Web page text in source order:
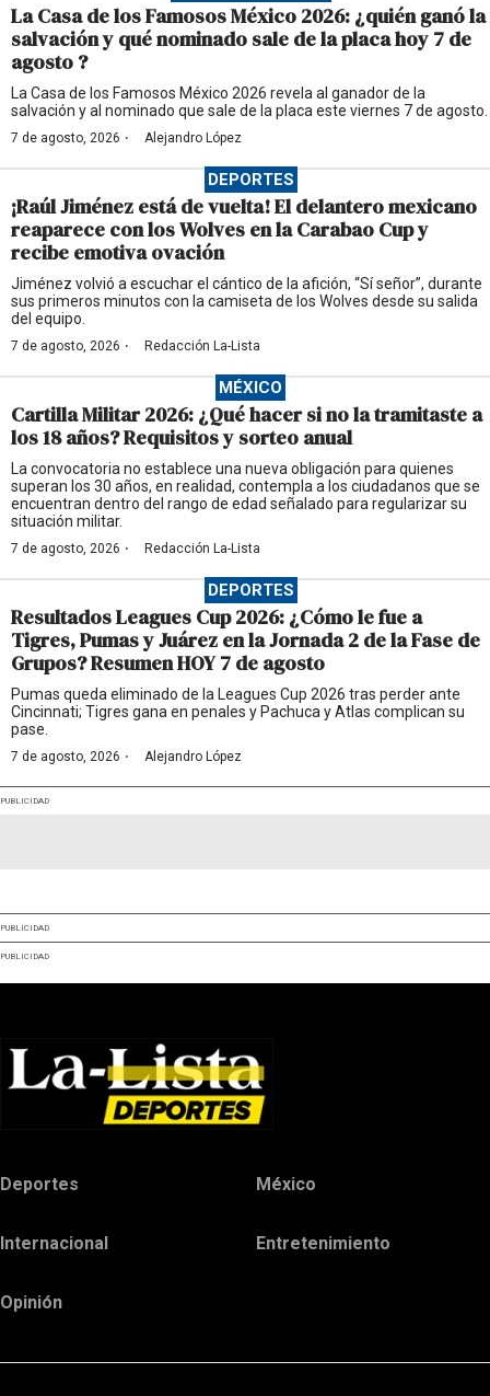
La Casa de los Famosos México 2026: ¿quién ganó la
salvación y qué nominado sale de la placa hoy 7 de
agosto ?
La Casa de los Famosos México 2026 revela al ganador de la
salvación y al nominado que sale de la placa este viernes 7 de agosto.
7 de agosto, 2026 · Alejandro López
DEPORTES
¡Raúl Jiménez está de vuelta! El delantero mexicano
reaparece con los Wolves en la Carabao Cup y
recibe emotiva ovación
Jiménez volvió a escuchar el cántico de la afición, “Sí señor”, durante
sus primeros minutos con la camiseta de los Wolves desde su salida
del equipo.
7 de agosto, 2026 · Redacción La-Lista
MÉXICO
Cartilla Militar 2026: ¿Qué hacer si no la tramitaste a
los 18 años? Requisitos y sorteo anual
La convocatoria no establece una nueva obligación para quienes
superan los 30 años, en realidad, contempla a los ciudadanos que se
encuentran dentro del rango de edad señalado para regularizar su
situación militar.
7 de agosto, 2026 · Redacción La-Lista
DEPORTES
Resultados Leagues Cup 2026: ¿Cómo le fue a
Tigres, Pumas y Juárez en la Jornada 2 de la Fase de
Grupos? Resumen HOY 7 de agosto
Pumas queda eliminado de la Leagues Cup 2026 tras perder ante
Cincinnati; Tigres gana en penales y Pachuca y Atlas complican su
pase.
7 de agosto, 2026 · Alejandro López
PUBLICIDAD
PUBLICIDAD
PUBLICIDAD
Deportes México
Internacional Entretenimiento
Opinión